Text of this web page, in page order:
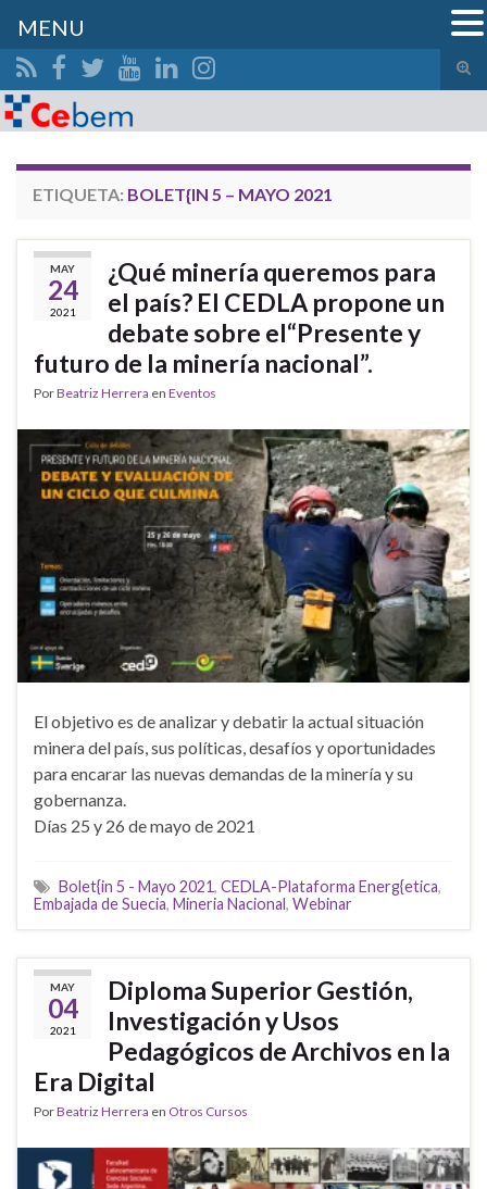
el
Search for:
ETIQUETA: BOLET{IN 5 – MAYO 2021
MAY
24
2021
¿Qué minería queremos para
el país? El CEDLA propone un
debate sobre el“Presente y
futuro de la minería nacional”.
PorBeatriz Herrera en Eventos
El objetivo es de analizar y debatir la actual situación
minera del país, sus políticas, desafíos y oportunidades
para encarar las nuevas demandas de la minería y su
gobernanza.
Días 25 y 26 de mayo de 2021
Bolet{in 5 - Mayo 2021, CEDLA-Plataforma Energ{etica,
Embajada de Suecia, Mineria Nacional, Webinar
MAY
04
2021
Diploma Superior Gestión,
Investigación y Usos
Pedagógicos de Archivos en la
Era Digital
PorBeatriz Herrera en Otros Cursos
MENU